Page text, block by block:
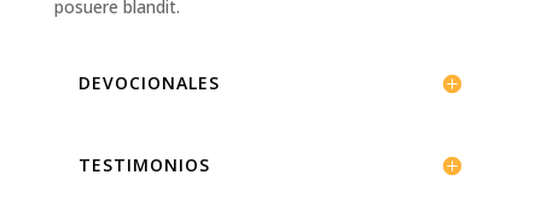
posuere blandit.
DEVOCIONALES
TESTIMONIOS